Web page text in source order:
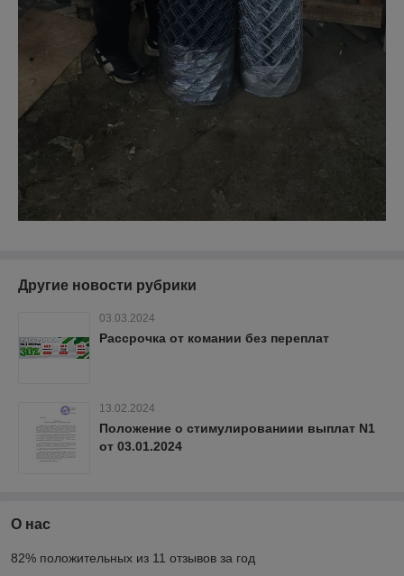
Другие новости рубрики
03.03.2024
Рассрочка от комании без переплат
13.02.2024
Положение о стимулированиии выплат N1
от 03.01.2024
О нас
82% положительных из 11 отзывов за год